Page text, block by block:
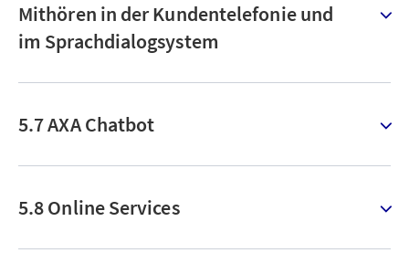
Mithören in der Kundentelefonie und
im Sprachdialogsystem
5.7 AXA Chatbot
5.8 Online Services